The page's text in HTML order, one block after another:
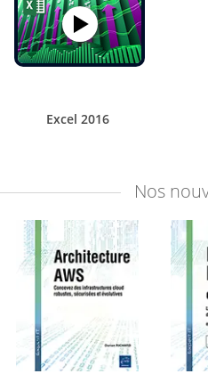
Excel 2016
Nos